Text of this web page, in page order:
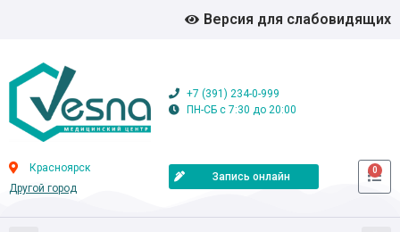
Версия для слабовидящих
+7 (391) 234-0-999
ПН-СБ с 7:30 до 20:00
Красноярск
Другой город
Запись онлайн
0